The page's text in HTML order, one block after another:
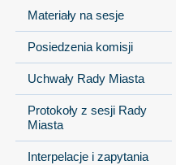
Materiały na sesje
Posiedzenia komisji
Uchwały Rady Miasta
Protokoły z sesji Rady
Miasta
Interpelacje i zapytania